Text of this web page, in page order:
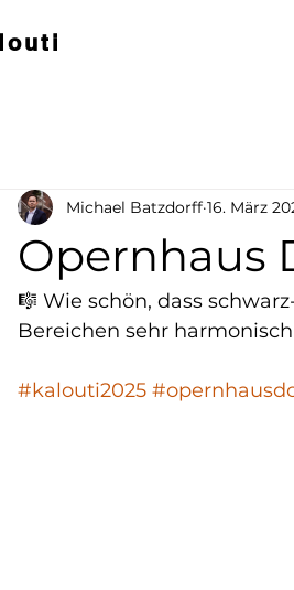
Opernhaus
Michael Batzdorff 16. März
🎼 Wie schön, dass
Bereichen sehr
#kalouti2025